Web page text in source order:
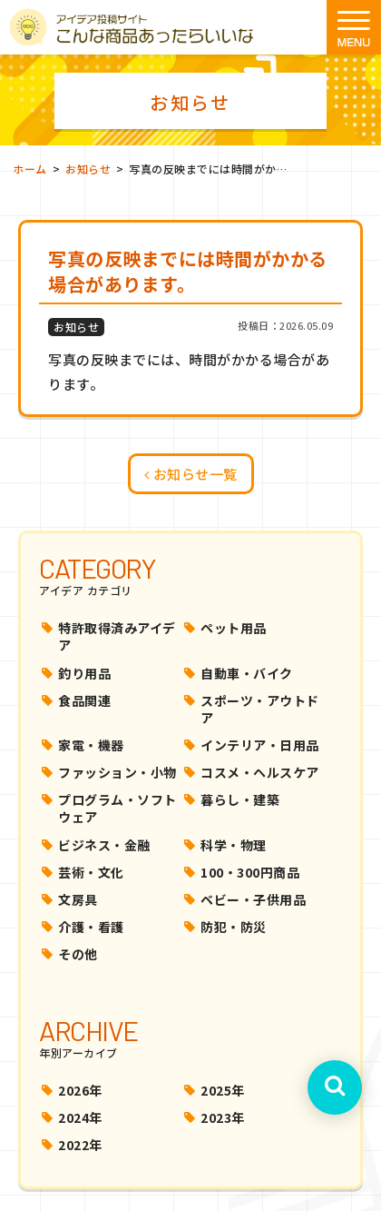
お知らせ
ホーム > お知らせ > 写真の反映までには時間がかかる場合があります。
写真の反映までには時間がかかる
場合があります。
お知らせ 投稿日：2026.05.09
写真の反映までには、時間がかかる場合があ
ります。
お知らせ一覧
CATEGORY
アイデア カテゴリ
特許取得済みアイデ
ア
ペット用品
釣り用品
自動車・バイク
食品関連
スポーツ・アウトド
ア
家電・機器
インテリア・日用品
ファッション・小物
コスメ・ヘルスケア
プログラム・ソフト
ウェア
暮らし・建築
ビジネス・金融
科学・物理
芸術・文化
100・300円商品
文房具
ベビー・子供用品
介護・看護
防犯・防災
その他
ARCHIVE
年別アーカイブ
2026年
2025年
2024年
2023年
2022年